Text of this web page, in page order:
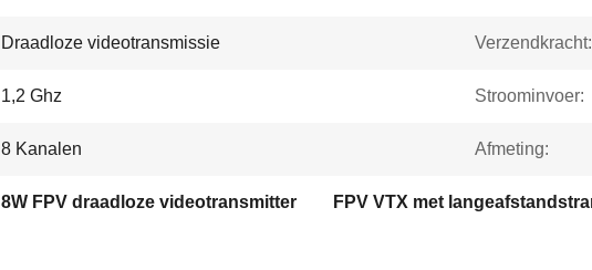
Draadloze videotransmissie Verzendkracht:
1,2 Ghz Stroominvoer:
8 Kanalen Afmeting:
8W FPV draadloze videotransmitter